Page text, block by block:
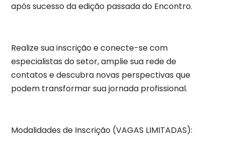
após sucesso da edição passada do Encontro.
Realize sua inscrição e conecte-se com
especialistas do setor, amplie sua rede de
contatos e descubra novas perspectivas que
podem transformar sua jornada profissional.
Modalidades de Inscrição (VAGAS LIMITADAS):